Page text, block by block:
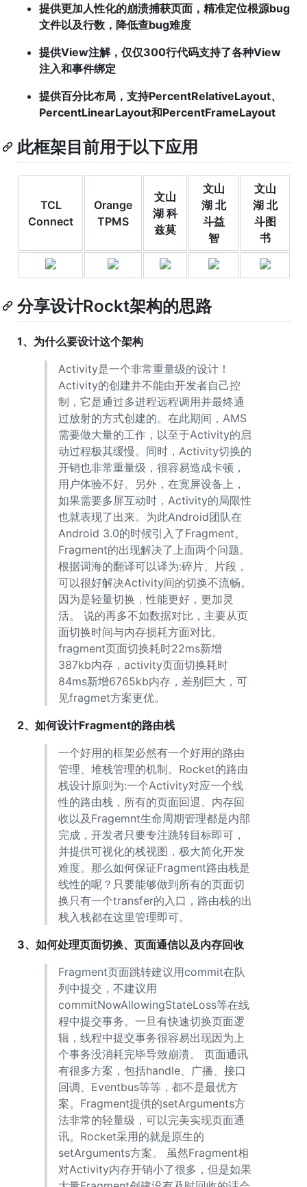
提供更加人性化的崩溃捕获页面，精准定位根源bug
文件以及行数，降低查bug难度
提供View注解，仅仅300行代码支持了各种View
注入和事件绑定
提供百分比布局，支持PercentRelativeLayout、
PercentLinearLayout和PercentFrameLayout
此框架目前用于以下应用
TCL
Connect
Orange
TPMS
文山
湖 科
兹莫
文山
湖 北
斗益
智
文山
湖 北
斗图
书
分享设计Rockt架构的思路
1、为什么要设计这个架构
Activity是一个非常重量级的设计！
Activity的创建并不能由开发者自己控
制，它是通过多进程远程调用并最终通
过放射的方式创建的。在此期间，AMS
需要做大量的工作，以至于Activity的启
动过程极其缓慢。同时，Activity切换的
开销也非常重量级，很容易造成卡顿，
用户体验不好。另外，在宽屏设备上，
如果需要多屏互动时，Activity的局限性
也就表现了出来。为此Android团队在
Android 3.0的时候引入了Fragment。
Fragment的出现解决了上面两个问题。
根据词海的翻译可以译为:碎片、片段，
可以很好解决Activity间的切换不流畅。
因为是轻量切换，性能更好，更加灵
活。 说的再多不如数据对比，主要从页
面切换时间与内存损耗方面对比。
fragment页面切换耗时22ms新增
387kb内存，activity页面切换耗时
84ms新增6765kb内存，差别巨大，可
见fragmet方案更优。
2、如何设计Fragment的路由栈
一个好用的框架必然有一个好用的路由
管理、堆栈管理的机制。Rocket的路由
栈设计原则为:一个Activity对应一个线
性的路由栈，所有的页面回退、内存回
收以及Fragemnt生命周期管理都是内部
完成，开发者只要专注跳转目标即可，
并提供可视化的栈视图，极大简化开发
难度。那么如何保证Fragment路由栈是
线性的呢？只要能够做到所有的页面切
换只有一个transfer的入口，路由栈的出
栈入栈都在这里管理即可。
3、如何处理页面切换、页面通信以及内存回收
Fragment页面跳转建议用commit在队
列中提交，不建议用
commitNowAllowingStateLoss等在线
程中提交事务。一旦有快速切换页面逻
辑，线程中提交事务很容易出现因为上
个事务没消耗完毕导致崩溃。 页面通讯
有很多方案，包括handle、广播、接口
回调、Eventbus等等，都不是最优方
案。Fragment提供的setArguments方
法非常的轻量级，可以完美实现页面通
讯。Rocket采用的就是原生的
setArguments方案。 虽然Fragment相
对Activity内存开销小了很多，但是如果